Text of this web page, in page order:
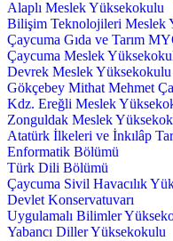
Alaplı Meslek Yüksekokulu
Bilişim Teknolojileri Meslek
Çaycuma Gıda ve Tarım
Çaycuma Meslek
Devrek Meslek Yüksekokulu
Gökçebey Mithat Mehmet
Kdz. Ereğli Meslek
Zonguldak Meslek
Atatürk İlkeleri ve İnkılâp
Enformatik Bölümü
Türk Dili Bölümü
Çaycuma Sivil Havacılık
Devlet Konservatuvarı
Uygulamalı Bilimler
Yabancı Diller Yüksekokulu